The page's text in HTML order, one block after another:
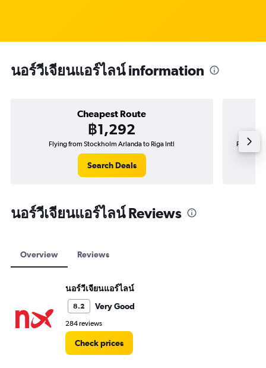
นอร์วีเจียนแอร์ไลน์ information
Cheapest Route
฿1,292
Flying from Stockholm Arlanda to Riga Intl
Search Deals
Flying
นอร์วีเจียนแอร์ไลน์ Reviews
Overview Reviews
นอร์วีเจียนแอร์ไลน์
8.2 Very Good
284 reviews
Check prices